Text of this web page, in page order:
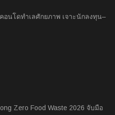
อนโดทำเลศักยภาพ เจาะนักลงทุน–
Zero Food Waste 2026 จับมือ